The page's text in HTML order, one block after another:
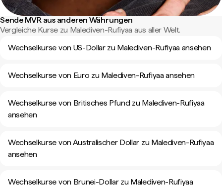
Sende MVR aus anderen Währungen
Vergleiche Kurse zu Malediven-Rufiyaa aus aller Welt.
Wechselkurse von US-Dollar zu Malediven-Rufiyaa ansehen
Wechselkurse von Euro zu Malediven-Rufiyaa ansehen
Wechselkurse von Britisches Pfund zu Malediven-Rufiyaa
ansehen
Wechselkurse von Australischer Dollar zu Malediven-Rufiyaa
ansehen
Wechselkurse von Brunei-Dollar zu Malediven-Rufiyaa